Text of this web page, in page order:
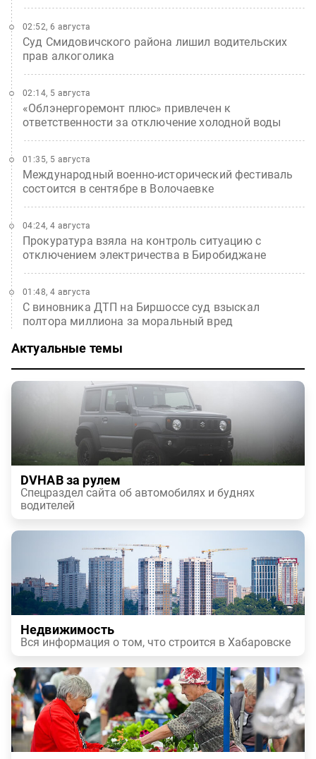
Суд Смидовичского района лишил водительских
прав алкоголика
02:52, 6 августа
«Облэнергоремонт плюс» привлечен к
ответственности за отключение холодной воды
02:14, 5 августа
Международный военно-исторический фестиваль
состоится в сентябре в Волочаевке
01:35, 5 августа
Прокуратура взяла на контроль ситуацию с
отключением электричества в Биробиджане
04:24, 4 августа
С виновника ДТП на Биршоссе суд взыскал
полтора миллиона за моральный вред
01:48, 4 августа
Актуальные темы
DVHAB за рулем
Спецраздел сайта об автомобилях и буднях
водителей
Недвижимость
Вся информация о том, что строится в Хабаровске